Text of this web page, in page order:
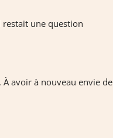
une question
À avoir à nouveau envie de